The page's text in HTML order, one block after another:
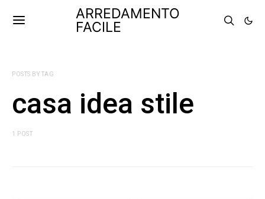
ARREDAMENTO
FACILE
POSTS BY TAG
casa idea stile
1 POST